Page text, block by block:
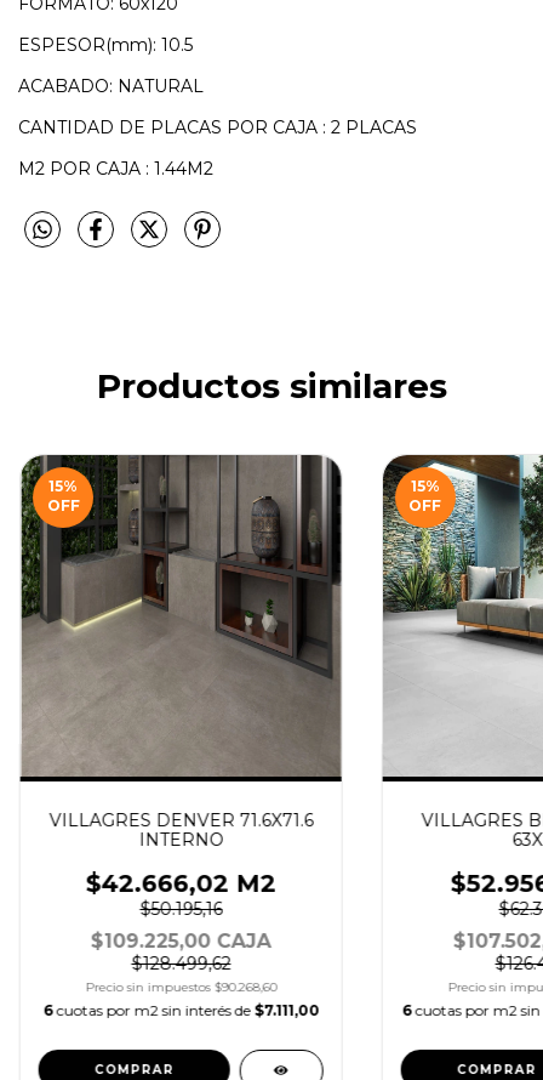
ESPESOR(mm): 10.5
ACABADO: NATURAL
CANTIDAD DE PLACAS POR CAJA : 2 PLACAS
M2 POR CAJA : 1.44M2
Productos similares
15%
OFF
VILLAGRES DENVER 71.6X71.6
INTERNO
$42.666,02 M2
$50.195,16
$109.225,00 CAJA
$128.499,62
Precio sin impuestos $90.268,60
6 cuotas por m2 sin interés de $7.111,00
COMPRAR
15%
OFF
VILLAGRES
Precio sin
6 cuotas por m2 sin
COMPRAR